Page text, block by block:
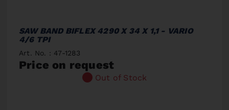
SAW BAND BIFLEX 4290 X 34 X 1,1 - VARIO
4/6 TPI
Art. No. : 47-1283
Price on request
Out of Stock